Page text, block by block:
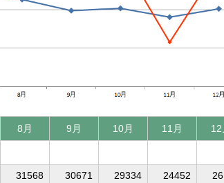
8月 9月 10月 11月 12
31568 30671 29334 24452